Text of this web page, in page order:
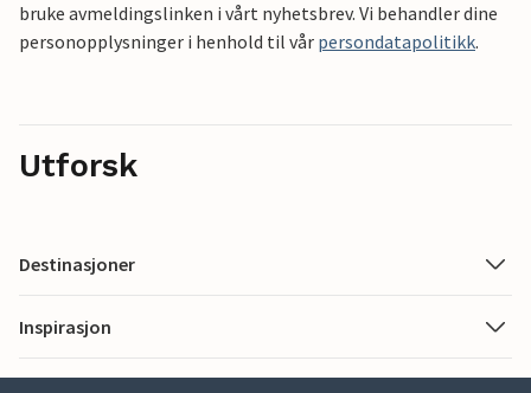
bruke avmeldingslinken i vårt nyhetsbrev. Vi behandler dine
personopplysninger i henhold til vår persondatapolitikk.
Utforsk
Destinasjoner
Inspirasjon